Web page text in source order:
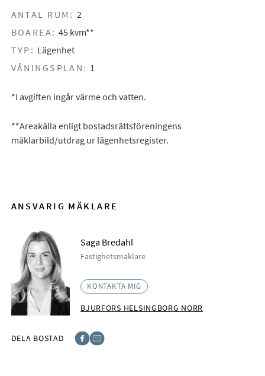
ANTAL RUM: 2
BOAREA: 45 kvm**
TYP: Lägenhet
VÅNINGSPLAN: 1
*I avgiften ingår värme och vatten.
**Areakälla enligt bostadsrättsföreningens
mäklarbild/utdrag ur lägenhetsregister.
ANSVARIG MÄKLARE
Saga Bredahl
Fastighetsmäklare
KONTAKTA MIG
BJURFORS HELSINGBORG NORR
DELA BOSTAD